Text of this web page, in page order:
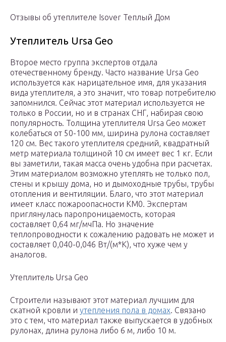
Отзывы об утеплителе Isover Теплый Дом
Утеплитель Ursa Geo
Второе место группа экспертов отдала
отечественному бренду. Часто название Ursa Geo
используется как нарицательное имя, для указания
вида утеплителя, а это значит, что товар потребителю
запомнился. Сейчас этот материал используется не
только в России, но и в странах СНГ, набирая свою
популярность. Толщина утеплителя Ursa Geo может
колебаться от 50-100 мм, ширина рулона составляет
120 см. Вес такого утеплителя средний, квадратный
метр материала толщиной 10 см имеет вес 1 кг. Если
вы заметили, такая масса очень удобна при расчетах.
Этим материалом возможно утеплять не только пол,
стены и крышу дома, но и дымоходные трубы, трубы
отопления и вентиляции. Благо, что этот материал
имеет класс пожароопасности КМ0. Экспертам
приглянулась паропроницаемость, которая
составляет 0,64 мг/мчПа. Но значение
теплопроводности к сожалению радовать не может и
составляет 0,040-0,046 Вт/(м*К), что хуже чем у
аналогов.
Утеплитель Ursa Geo
Строители называют этот материал лучшим для
скатной кровли и утепления пола в домах. Связано
это с тем, что материал также выпускается в удобных
рулонах, длина рулона либо 6 м, либо 10 м.